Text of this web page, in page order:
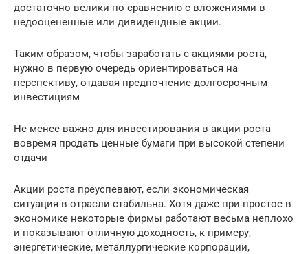
достаточно велики по сравнению с вложениями в
недооцененные или дивидендные акции.
Таким образом, чтобы заработать с акциями роста,
нужно в первую очередь ориентироваться на
перспективу, отдавая предпочтение долгосрочным
инвестициям
Не менее важно для инвестирования в акции роста
вовремя продать ценные бумаги при высокой степени
отдачи
Акции роста преуспевают, если экономическая
ситуация в отрасли стабильна. Хотя даже при простое в
экономике некоторые фирмы работают весьма неплохо
и показывают отличную доходность, к примеру,
энергетические, металлургические корпорации,